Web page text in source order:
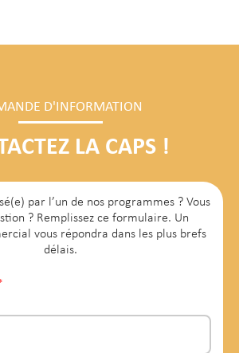
D'INFORMATION
LA CAPS !
par l’un de nos programmes ? Vous
? Remplissez ce formulaire. Un
vous répondra dans les plus brefs
délais.